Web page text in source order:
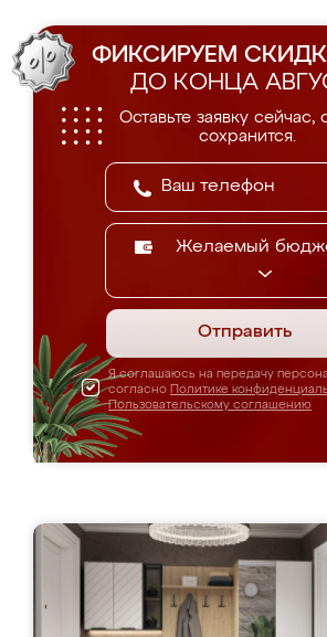
ФИКСИРУЕМ
ДО КОНЦА
Оставьте заявку сейчас,
сохранится.
Желаемый
Отправить
Я соглашаюсь на передачу
согласно Политике
Пользовательскому соглашению